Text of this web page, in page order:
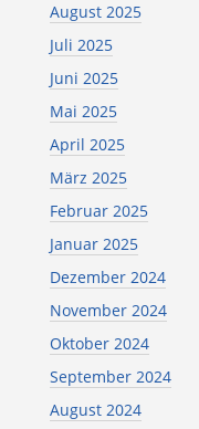
August 2025
Juli 2025
Juni 2025
Mai 2025
April 2025
März 2025
Februar 2025
Januar 2025
Dezember 2024
November 2024
Oktober 2024
September 2024
August 2024